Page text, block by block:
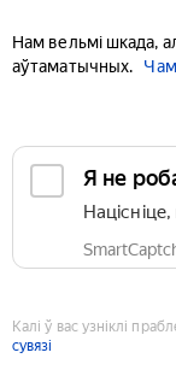
Нам вельмі шкада,
аўтаматычных.
Я не
Калі ў вас узніклі
сувязі